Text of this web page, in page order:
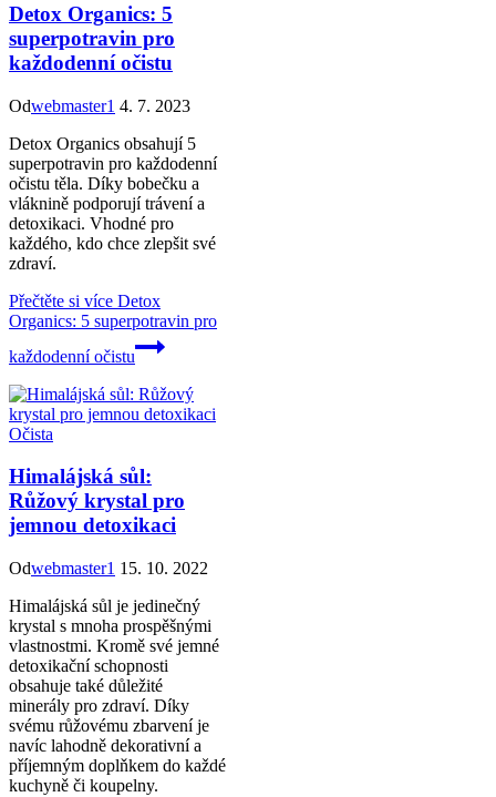
Detox Organics: 5
superpotravin pro
každodenní očistu
Odwebmaster1 4. 7. 2023
Detox Organics obsahují 5
superpotravin pro každodenní
očistu těla. Díky bobečku a
vláknině podporují trávení a
detoxikaci. Vhodné pro
každého, kdo chce zlepšit své
zdraví.
Přečtěte si více Detox
Organics: 5 superpotravin pro
každodenní očistu
Očista
Himalájská sůl:
Růžový krystal pro
jemnou detoxikaci
Odwebmaster1 15. 10. 2022
Himalájská sůl je jedinečný
krystal s mnoha prospěšnými
vlastnostmi. Kromě své jemné
detoxikační schopnosti
obsahuje také důležité
minerály pro zdraví. Díky
svému růžovému zbarvení je
navíc lahodně dekorativní a
příjemným doplňkem do každé
kuchyně či koupelny.